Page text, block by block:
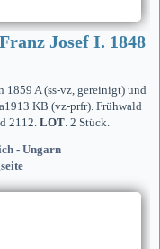
Josef I. 1848
1859 A (ss-vz, gereinigt) und
KB (vz-prfr). Frühwald
2112. LOT. 2 Stück.
- Ungarn